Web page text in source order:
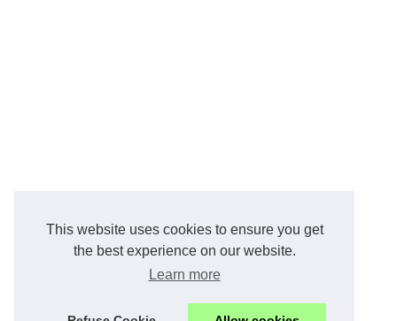
This website uses cookies to ensure you get
the best experience on our website.
Learn more